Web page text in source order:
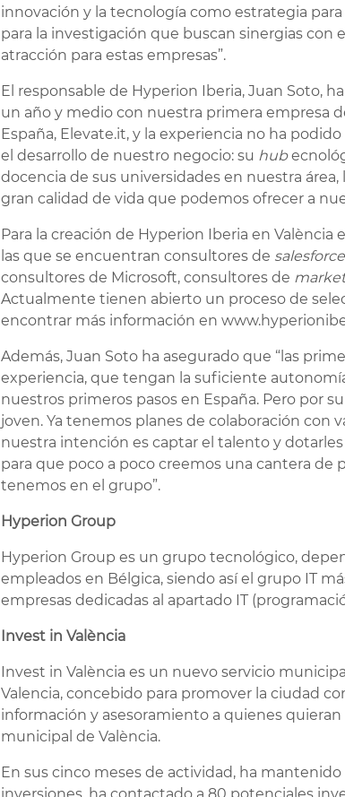
innovación y la tecnología como estrategia
para la investigación que buscan sinergias con
atracción para estas empresas”.
El responsable de Hyperion Iberia, Juan Soto,
un año y medio con nuestra primera empresa
España, Elevate.it, y la experiencia no ha
el desarrollo de nuestro negocio: su hub
docencia de sus universidades en nuestra
gran calidad de vida que podemos ofrecer a
Para la creación de Hyperion Iberia en
las que se encuentran consultores de salesforce
consultores de Microsoft, consultores de
Actualmente tienen abierto un proceso de
encontrar más información en
Además, Juan Soto ha asegurado que “las
experiencia, que tengan la suficiente
nuestros primeros pasos en España. Pero por
joven. Ya tenemos planes de colaboración con
nuestra intención es captar el talento y
para que poco a poco creemos una cantera de
tenemos en el grupo”.
Hyperion Group
Hyperion Group es un grupo tecnológico,
empleados en Bélgica, siendo así el grupo IT
empresas dedicadas al apartado IT
Invest in Val ència
Invest in València es un nuevo servicio
Valencia, concebido para promover la ciudad
información y asesoramiento a quienes
municipal de València.
En sus cinco meses de actividad, ha
inversiones, ha contactado a 80 potenciales